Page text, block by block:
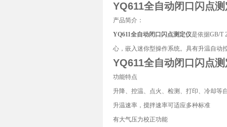
YQ611全自动闭口闪点
产品简介：
YQ611全自动闭口闪点测定仪是依据GB/T
心，嵌入迷你型操作系统。具有升温自动
YQ611全自动闭口闪点
功能特点
升降、控温、点火、检测、打印、冷却等
升温速率，搅拌速率可适应多种标准
有大气压力校正功能